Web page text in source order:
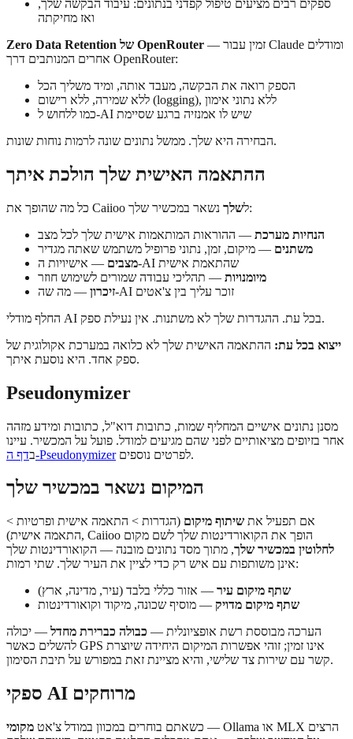
ספקים רבים מציעים טיפול קפדני בנתונים: עיבוד הבקשה שלך,
ואז מחיקתה
Zero Data Retention של OpenRouter — זמין עבור Claude ומודלים
אחרים המנותבים דרך OpenRouter:
הספק רואה את הבקשה, מעבד אותה, ומיד משליך הכל
ללא שמירה, ללא רישום (logging), ללא נתוני אימון
כמו ללחוש ל-AI שיש לו אמנזיה ברגע שסיימת
הבחירה היא שלך. ממשל נתונים שונה לרמות נוחות שונות.
ההתאמה האישית שלך הולכת איתך
כל מה שהופך את Caiioo לשלך נשאר במכשיר שלך:
הנחיות מערכת — ההוראות המותאמות אישית שלך לכל מצב
משתנים — מיקום, זמן, נתוני פרופיל משתמש שאתה מגדיר
מצבים
— אישיויות ה-AI שהתאמת אישית
מיומנויות — תהליכי עבודה שמורים לשימוש חוזר
זיכרון
— מה שה-AI זוכר עליך בין צ'אטים
החלף מודלי AI בכל עת. ההגדרות שלך לא משתנות. אין נעילת ספק.
ייצוא בכל עת: ההתאמה האישית שלך לא כלואה במערכת אקולוגית של
ספק אחד. היא נוסעת איתך.
Pseudonymizer
מסנן נתונים אישיים המחליף שמות, כתובות דוא"ל, כתובות ומידע מזהה
אחר בזיופים מציאותיים לפני שהם מגיעים למודל. פועל על המכשיר. עיינו
בדף ה-Pseudonymizer לפרטים נוספים.
המיקום נשאר במכשיר שלך
אם תפעיל את שיתוף מיקום (הגדרות > התאמה אישית ופרטיות >
התאמה אישית), Caiioo הופך את הקואורדינטות שלך לשם מקום
לחלוטין במכשיר שלך, מתוך מסד נתונים מובנה — הקואורדינטות שלך
אינן משותפות עם איש רק כדי לציין את העיר שלך. שתי רמות:
שתף מיקום עיר — אזור כללי בלבד (עיר, מדינה, ארץ)
שתף מיקום מדויק — מוסיף שכונה, מיקוד וקואורדינטות
הערכה מבוססת רשת אופציונלית — כבולה כברירת מחדל — יכולה
להשלים כאשר GPS אינו זמין; זוהי אפשרות המיקום היחידה שיוצרת
קשר עם שירות צד שלישי, והיא מציינת זאת במפורש על תיבת הסימון.
ספקי AI מרוחקים
כשאתם בוחרים במכוון במודל צ'אט מקומי
— Ollama או MLX הרצים